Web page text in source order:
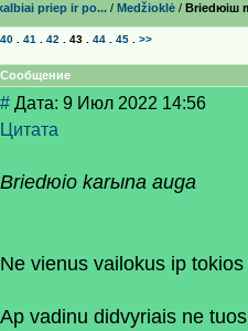
prieр ir po... / Medžioklė / Briedюiш
40 41 42 43 44 45 >>
Сообщение
# Дата: 9 Июл 2022 14:56
Цитата
Briedюio karыna auga
Ne vienus vailokus iр
Aр vadinu didvyriais ne